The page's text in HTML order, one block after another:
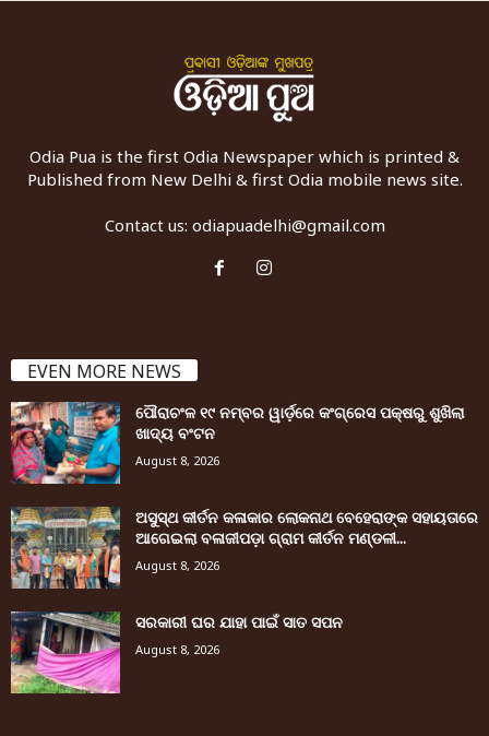
Odia Pua is the first Odia Newspaper which is printed &
Published from New Delhi & first Odia mobile news site.
Contact us: odiapuadelhi@gmail.com
EVEN MORE NEWS
ପୌରାଚଂଳ ୧୯ ନମ୍ବର ୱାର୍ଡ଼ରେ କଂଗ୍ରେସ ପକ୍ଷରୁ ଶୁଖିଲା
ଖାଦ୍ୟ ବଂଟନ
August 8, 2026
ଅସୁସ୍ଥ କୀର୍ତନ କଳାକାର ଲୋକନାଥ ବେହେରାଙ୍କ ସହାୟତାରେ
ଆଗେଇଲା ବଳାଜୀପଡ଼ା ଗ୍ରାମ କୀର୍ତନ ମଣ୍ଡଳୀ...
August 8, 2026
ସରକାରୀ ଘର ଯାହା ପାଇଁ ସାତ ସପନ
August 8, 2026